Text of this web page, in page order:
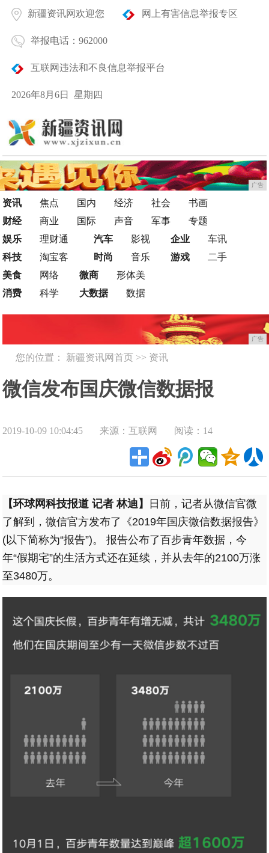
新疆资讯网欢迎您 网上有害信息举报专区
举报电话：962000
互联网违法和不良信息举报平台
2026年8月6日 星期四
广告
资讯 焦点 国内 经济 社会
书画
财经
商业 国际 声音 军事
专题
娱乐
理财通
科技
淘宝客
汽车
影视
时尚
音乐
企业
车讯
游戏
二手
美食
网络
消费
科学
微商
形体美
大数据
数据
广告
您的位置： 新疆资讯网首页 >> 资讯
微信发布国庆微信数据报
告：“百步”青年增长快
2019-10-09 10:04:45 来源：互联网 阅读：14
【环球网科技报道 记者 林迪】
日前，记者从微信官微
了解到，微信官方发布了《2019年国庆微信数据报告》
(以下简称为“报告”)。 报告公布了百步青年数据，今
年“假期宅”的生活方式还在延续，并从去年的2100万涨
至3480万。